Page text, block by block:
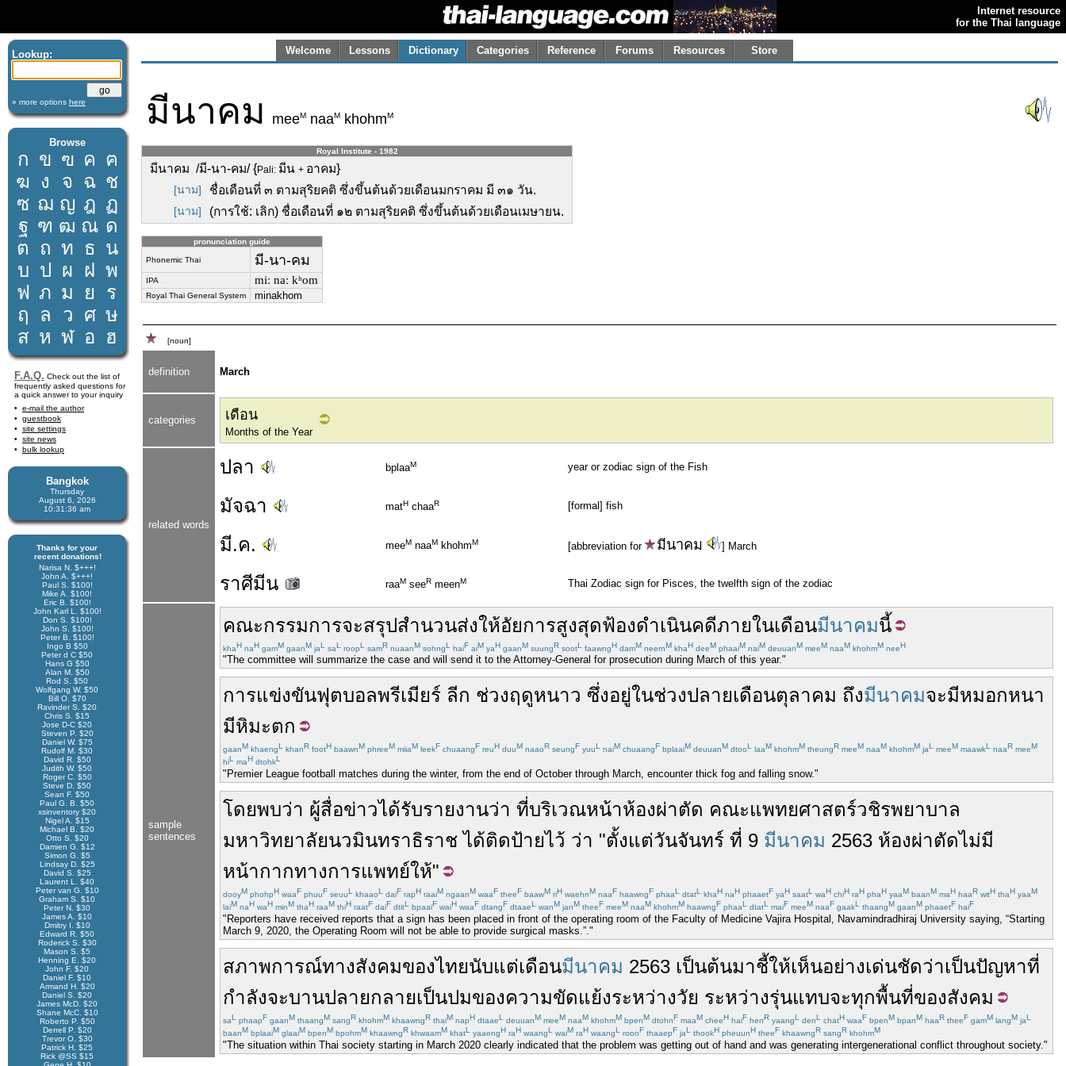
Internet resource
for the Thai language
Lookup:
» more options here
Browse
ก ข ฃ ค ฅ
ฆ ง จ ฉ ช
ซ ฌ ญ ฎ ฏ
ฐ ฑ ฒ ณ ด
ต ถ ท ธ น
บ ป ผ ฝ พ
ฟ ภ ม ย
ร
ฤ
ล ว ศ ษ
ส ห ฬ อ ฮ
F.A.Q. Check out the list of
frequently asked questions for
a quick answer to your inquiry
e-mail the author
guestbook
site settings
site news
bulk lookup
Bangkok
Thursday
August 6, 2026
10:31:36 am
Thanks for your
recent donations!
Narisa N. $+++!
John A. $+++!
Paul S. $100!
Mike A. $100!
Eric B. $100!
John Karl L. $100!
Don S. $100!
John S. $100!
Peter B. $100!
Ingo B $50
Peter d C $50
Hans G $50
Alan M. $50
Rod S. $50
Wolfgang W. $50
Bill O. $70
Ravinder S. $20
Chris S. $15
Jose D-C $20
Steven P. $20
Daniel W. $75
Rudolf M. $30
David R. $50
Judith W. $50
Roger C. $50
Steve D. $50
Sean F. $50
Paul G. B. $50
xsinventory $20
Nigel A. $15
Michael B. $20
Otto S. $20
Damien G. $12
Simon G. $5
Lindsay D. $25
David S. $25
Laurent L. $40
Peter van G. $10
Graham S. $10
Peter N. $30
James A. $10
Dmitry I. $10
Edward R. $50
Roderick S. $30
Mason S. $5
Henning E. $20
John F. $20
Daniel F. $10
Armand H. $20
Daniel S. $20
James McD. $20
Shane McC. $10
Roberto P. $50
Derrell P. $20
Trevor O. $30
Patrick H. $25
Rick @SS $15
Welcome Lessons Dictionary Categories Reference Forums Resources Store
มีนาคม meeM naaM khohmM
Royal Institute - 1982
มีนาคม /มี-นา-คม/ {Pali: มีน + อาคม}
[นาม] ชื่อเดือนที่ ๓ ตามสุริยคติ ซึ่งขึ้นต้นด้วยเดือนมกราคม มี ๓๑ วัน.
[นาม] (การใช้: เลิก) ชื่อเดือนที่ ๑๒ ตามสุริยคติ ซึ่งขึ้นต้นด้วยเดือนเมษายน.
pronunciation guide
Phonemic Thai มี-นา-คม
IPA miː naː kʰom
Royal Thai General System minakhom
[noun]
definition March
categories เดือน
Months of the Year
related words
ปลา bplaaM year or zodiac sign of the Fish
มัจฉา matH chaaR [formal] fish
มี.ค. meeM naaM khohmM [abbreviation for มีนาคม ] March
ราศีมีน raaM seeR meenM Thai Zodiac sign for Pisces, the twelfth sign of the zodiac
sample
sentences
คณะกรรมการจะสรุปสำนวนส่งให้อัยการสูงสุดฟ้องดำเนินคดีภายในเดือนมีนาคมนี้
khaH naH gamM gaanM jaL saL roopL samR nuaanM sohngL haiF aiM yaH gaanM suungR sootL faawngH damM neernM khaH deeM phaaiM naiM deuuanM meeM naaM khohmM neeH
"The committee will summarize the case and will send it to the Attorney-General for prosecution during March of this year."
การแข่งขันฟุตบอลพรีเมียร์ ลีก ช่วงฤดูหนาว ซึ่งอยู่ในช่วงปลายเดือนตุลาคม ถึงมีนาคมจะมีหมอกหนา
มีหิมะตก
gaanM khaengL khanR footH baawnM phreeM miiaM leekF chuaangF reuH duuM naaoR seungF yuuL naiM chuaangF bplaaiM deuuanM dtooL laaM khohmM theungR meeM naaM khohmM jaL meeM maawkL naaR meeM
hiL maH dtohkL
"Premier League football matches during the winter, from the end of October through March, encounter thick fog and falling snow."
โดยพบว่า ผู้สื่อข่าวได้รับรายงานว่า ที่บริเวณหน้าห้องผ่าตัด คณะแพทยศาสตร์วชิรพยาบาล
มหาวิทยาลัยนวมินทราธิราช ได้ติดป้ายไว้ ว่า "ตั้งแต่วันจันทร์ ที่ 9 มีนาคม 2563 ห้องผ่าตัดไม่มี
หน้ากากทางการแพทย์ให้"
dooyM phohpH waaF phuuF seuuL khaaoL daiF rapH raaiM ngaanM waaF theeF baawM riH waehnM naaF haawngF phaaL dtatL khaH naH phaaetF yaH saatL waH chiH raH phaH yaaM baanM maH haaR witH thaH yaaM
laiM naH waH minM thaH raaM thiH raatF daiF dtitL bpaaiF waiH waaF dtangF dtaaeL wanM janM theeF meeM naaM khohmM haawngF phaaL dtatL maiF meeM naaF gaakL thaangM gaanM phaaetF haiF
"Reporters have received reports that a sign has been placed in front of the operating room of the Faculty of Medicine Vajira Hospital, Navamindradhiraj University saying, “Starting
March 9, 2020, the Operating Room will not be able to provide surgical masks.”."
สภาพการณ์ทางสังคมของไทยนับแต่เดือนมีนาคม 2563 เป็นต้นมาชี้ให้เห็นอย่างเด่นชัดว่าเป็นปัญหาที่
กำลังจะบานปลายกลายเป็นปมของความขัดแย้งระหว่างวัย ระหว่างรุ่นแทบจะทุกพื้นที่ของสังคม
saL phaapF gaanM thaangM sangR khohmM khaawngR thaiM napH dtaaeL deuuanM meeM naaM khohmM bpenM dtohnF maaM cheeH haiF henR yaangL denL chatH waaF bpenM bpanM haaR theeF gamM langM jaL
baanM bplaaiM glaaiM bpenM bpohmM khaawngR khwaamM khatL yaaengH raH waangL waiM raH waangL roonF thaaepF jaL thookH pheuunH theeF khaawngR sangR khohmM
"The situation within Thai society starting in March 2020 clearly indicated that the problem was getting out of hand and was generating intergenerational conflict throughout society."